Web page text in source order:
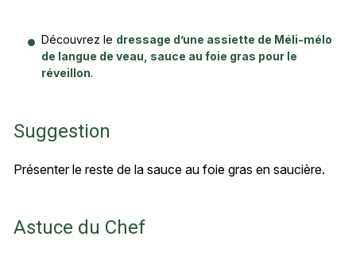
Découvrez le dressage d’une assiette de Méli-mélo
de langue de veau, sauce au foie gras pour le
réveillon.
Suggestion
Présenter le reste de la sauce au foie gras en saucière.
Astuce du Chef